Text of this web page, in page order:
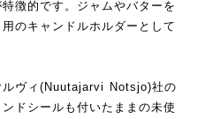
徴的です。ジャムやバターを
のキャンドルホルダーとして
ルヴィ(Nuutajarvi Notsjo)社の
ドシールも付いたままの未使